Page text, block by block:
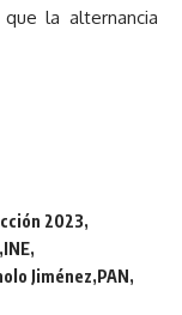
la alternancia
2023
INE
Jiménez PAN